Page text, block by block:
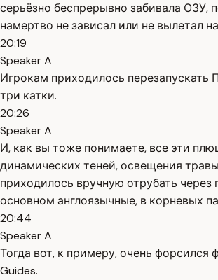
серьёзно беспрерывно забивала ОЗУ,
намертво не зависал или не вылетал
20:19
Speaker A
Игрокам приходилось перезапускать
три катки.
20:26
Speaker A
И, как вы тоже понимаете, все эти
динамических теней, освещения
приходилось вручную отрубать через
основном англоязычные, в корневых
20:44
Speaker A
Тогда вот, к примеру, очень форсился
Guides.